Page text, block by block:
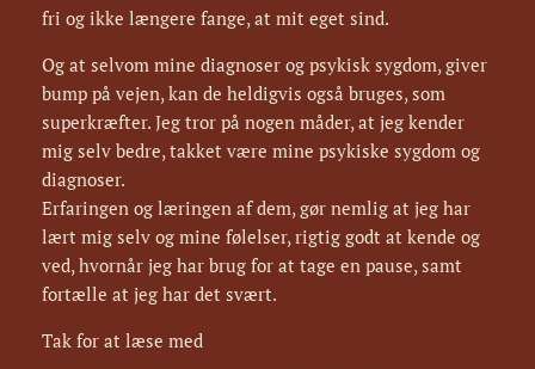
fri og ikke længere fange, at mit eget sind.
Og at selvom mine diagnoser og psykisk sygdom, giver
bump på vejen, kan de heldigvis også bruges, som
superkræfter. Jeg tror på nogen måder, at jeg kender
mig selv bedre, takket være mine psykiske sygdom og
diagnoser.
Erfaringen og læringen af dem, gør nemlig at jeg har
lært mig selv og mine følelser, rigtig godt at kende og
ved, hvornår jeg har brug for at tage en pause, samt
fortælle at jeg har det svært.
Tak for at læse med